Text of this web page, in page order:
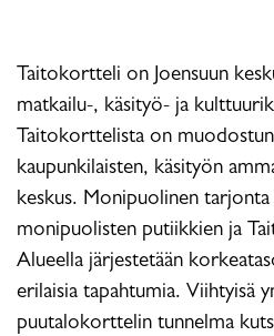
Taitokortteli on Joensuun
matkailu-, käsityö- ja
Taitokorttelista on
kaupunkilaisten, käsityön
keskus. Monipuolinen
monipuolisten putiikkien ja
Alueella järjestetään
erilaisia tapahtumia. Viihtyisä
puutalokorttelin tunnelma